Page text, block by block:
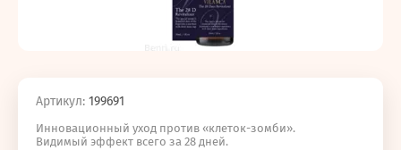
Артикул: 199691
Инновационный уход против «клеток-зомби».
Видимый эффект всего за 28 дней.